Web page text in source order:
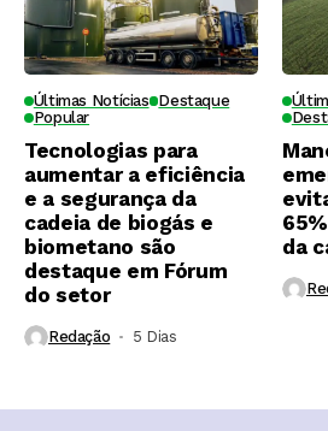
Últimas Notícias Destaque
Popular
Tecnologias para
aumentar a eficiência
e a segurança da
cadeia de biogás e
biometano são
destaque em Fórum
do setor
Redação 5 Dias ⁮
da